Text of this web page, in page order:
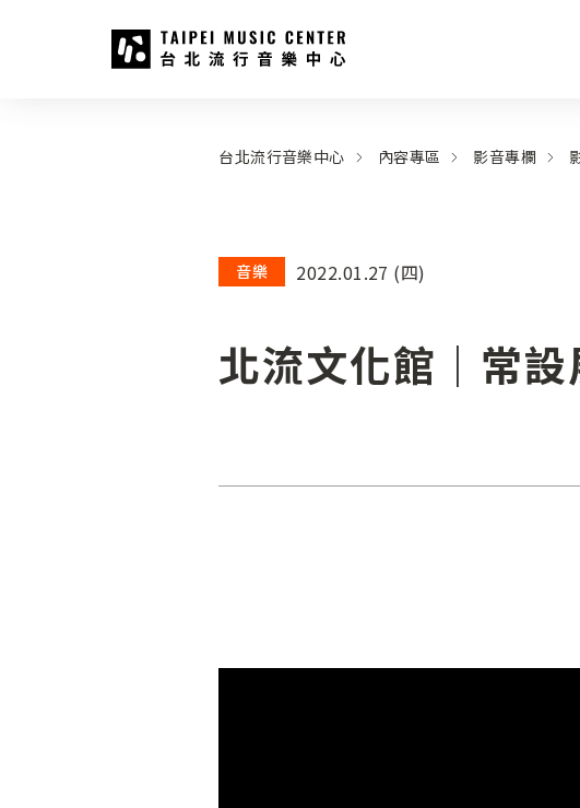
:::
台北流行音樂中心 內容專區 影音專欄
音樂 2022.01.27 (四)
北流文化館｜常